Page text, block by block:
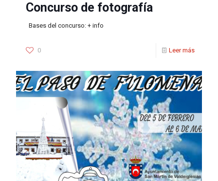
Concurso de fotografía
Bases del concurso: + info
0 Leer más